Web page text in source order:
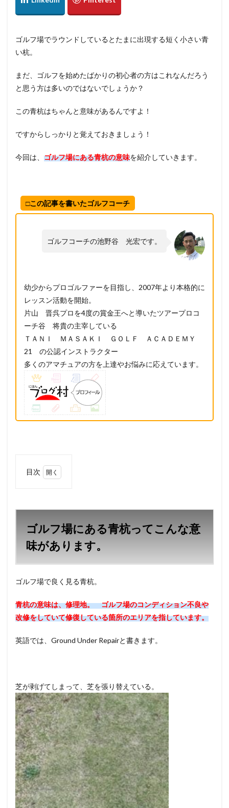
ゴルフ場でラウンドしているとたまに出現する短く小さい青
い杭。
まだ、ゴルフを始めたばかりの初心者の方はこれなんだろう
と思う方は多いのではないでしょうか？
この青杭はちゃんと意味があるんですよ！
ですからしっかりと覚えておきましょう！
今回は、 ゴルフ場にある青杭の意味を紹介していきます。
□この記事を書いたゴルフコーチ
ゴルフコーチの池野谷 光宏です。
幼少からプロゴルファーを目指し、2007年より本格的に
レッスン活動を開始。
片山 晋呉プロを4度の賞金王へと導いたツアープロコ
ーチ谷 将貴の主宰している
ＴＡＮＩ ＭＡＳＡＫＩ ＧＯＬＦ ＡＣＡＤＥＭＹ
21 の公認インストラクター
多くのアマチュアの方を上達やお悩みに応えています。
目次
る青
杭っ
てこ
んな
りま
す。
2
も
し、
の場
たら
どう
す
る？
3
まと
め
ゴルフ場にある青杭ってこんな意
味があります。
ゴルフ場で良く見る青杭。
青杭の意味は、修理地。 ゴルフ場のコンディション不良や
改修をしていて修復している箇所のエリアを指しています。
英語では、Ground Under Repairと書きます。
芝が剥げてしまって、芝を張り替えている。